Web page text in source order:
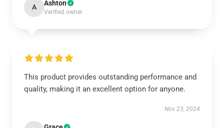
A Ashton
Verified owner
This product provides outstanding performance and
quality, making it an excellent option for anyone.
Nov 23, 2024